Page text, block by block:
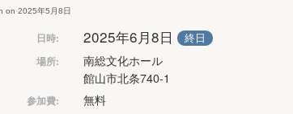
on 2025年5月8日
日時: 2025年6月8日 終日
場所:
南総文化ホール
館山市北条740-1
参加費: 無料